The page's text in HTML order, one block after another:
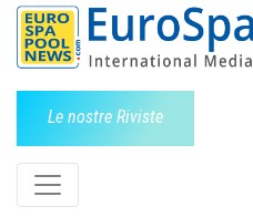
Le nostre Riviste